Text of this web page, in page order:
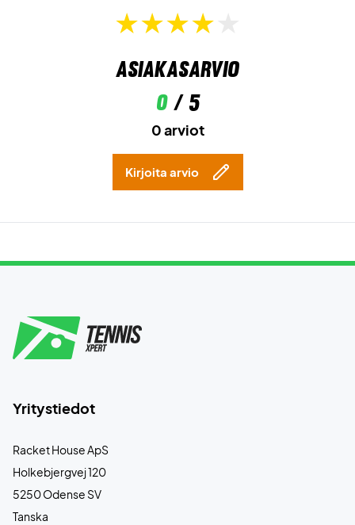
Asiakasarvio
0/ 5
0 arviot
Kirjoita arvio
Yritystiedot
Racket House ApS
Holkebjergvej 120
5250 Odense SV
Tanska